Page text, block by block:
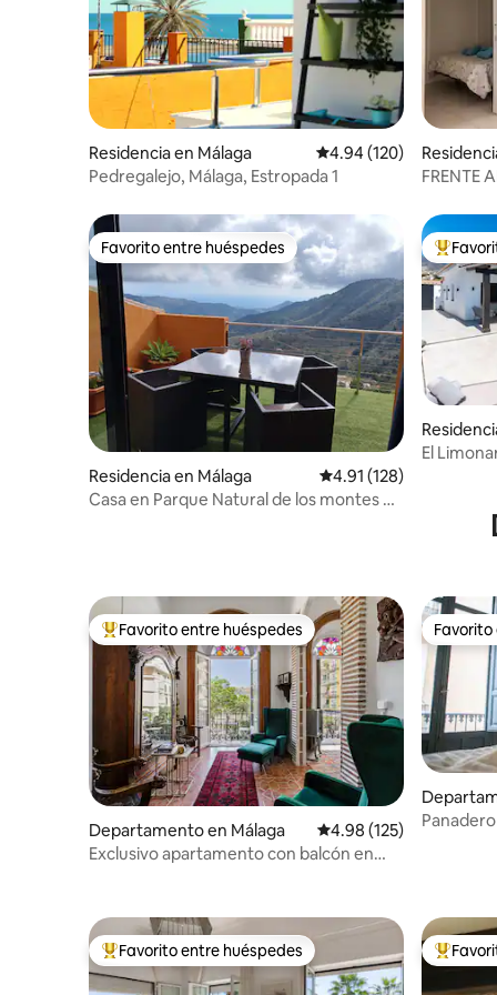
Residencia en Málaga Calificación promedio:
4.94 (120)
Pedregalejo, Málaga, Estropada 1
FRENTE
Favorito entre huéspedes
Favorito entre huéspedes
Residencia en Málaga Calificación promedio:
4.91 (128)
Casa en Parque Natural de los montes de
De los
El
De los mejores en Favorito entre huéspedes
Favorito entre huéspedes
Departamento en Málaga Calificación promedio:
4.98 (125)
Exclusivo apartamento con balcón en
De los mejores en Favorito entre huéspedes
Favorito entre huéspedes De los